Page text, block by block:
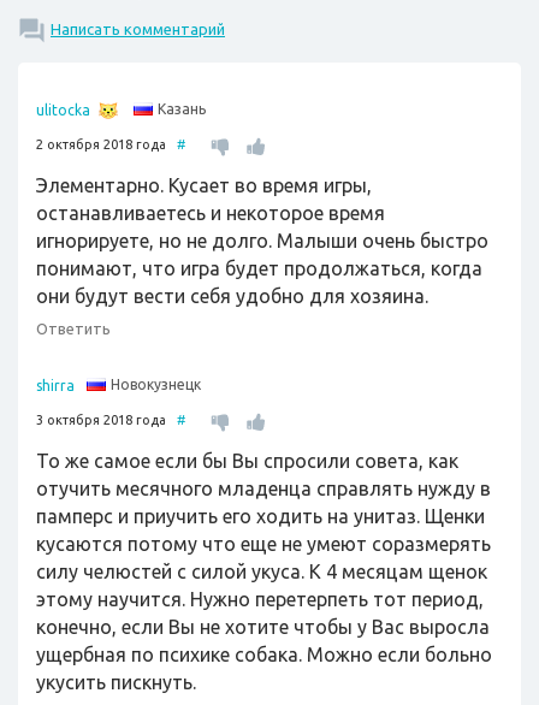
Написать комментарий
ulitocka Казань
2 октября 2018 года #
Элементарно. Кусает во время игры,
останавливаетесь и некоторое время
игнорируете, но не долго. Малыши очень быстро
понимают, что игра будет продолжаться, когда
они будут вести себя удобно для хозяина.
Ответить
shirra Новокузнецк
3 октября 2018 года #
То же самое если бы Вы спросили совета, как
отучить месячного младенца справлять нужду в
памперс и приучить его ходить на унитаз. Щенки
кусаются потому что еще не умеют соразмерять
силу челюстей с силой укуса. К 4 месяцам щенок
этому научится. Нужно перетерпеть тот период,
конечно, если Вы не хотите чтобы у Вас выросла
ущербная по психике собака. Можно если больно
укусить пискнуть.